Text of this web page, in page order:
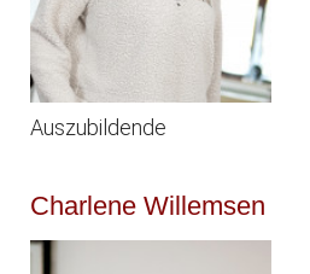
Auszubildende
Charlene Willemsen